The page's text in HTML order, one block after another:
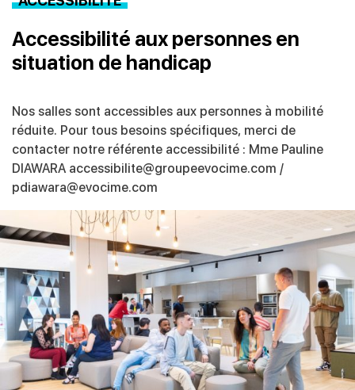
Accessibilité aux personnes en
situation de handicap
Nos salles sont accessibles aux personnes à mobilité
réduite. Pour tous besoins spécifiques, merci de
contacter notre référente accessibilité :​ Mme Pauline
DIAWARA accessibilite@groupeevocime.com /
pdiawara@evocime.com